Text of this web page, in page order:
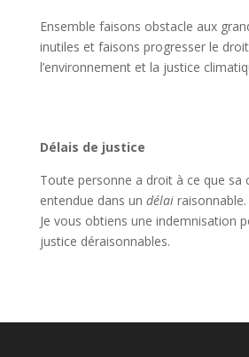
Ensemble faisons obstacle aux
inutiles et faisons progresser le
l’environnement et la justice
Délais de justice
Toute personne a droit à ce que sa
entendue dans un délairaisonnable.
Je vous obtiens une indemnisation
justice déraisonnables.